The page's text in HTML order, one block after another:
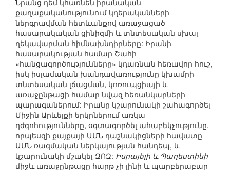
Նրանց դեմ կհառնեն իրանական
քաղաքականությունում կղերականների
ներգրավման հետևանքով առաջացած
հասարակական ցինիզմի և տնտեսական սխալ
ղեկավարման հիմնախնդիրները: Իրանի
հասարակության համար Շահի
«հանցագործությունները» կդառնան հեռավոր հուշ,
իսկ իսլամական խանդավառությունը կխամրի
տնտեսական լճացման, կոռուպցիայի և
առաջընթացի համար նվազ հեռանկարների
պարագաներում: Իրանը կշարունակի շահագործել
Միջին Արևելքի երկրներում առկա
դժգոհությունները, օգտագործել ահաբեկչությունը,
որպեսզի քայքայի ԱՄՆ դաշնակիցների հավատը
ԱՄՆ ռազմական ներկայության հանդեպ, և
կշարունակի մշակել ԶՈԶ: Իսրայելի և Պաղեստինի
միջև առաջընթացը հարթ չի լինի և պարբերաբար